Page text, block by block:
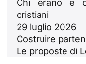
Chi erano e
cristiani
29 luglio 2026
Costruire
Le proposte di